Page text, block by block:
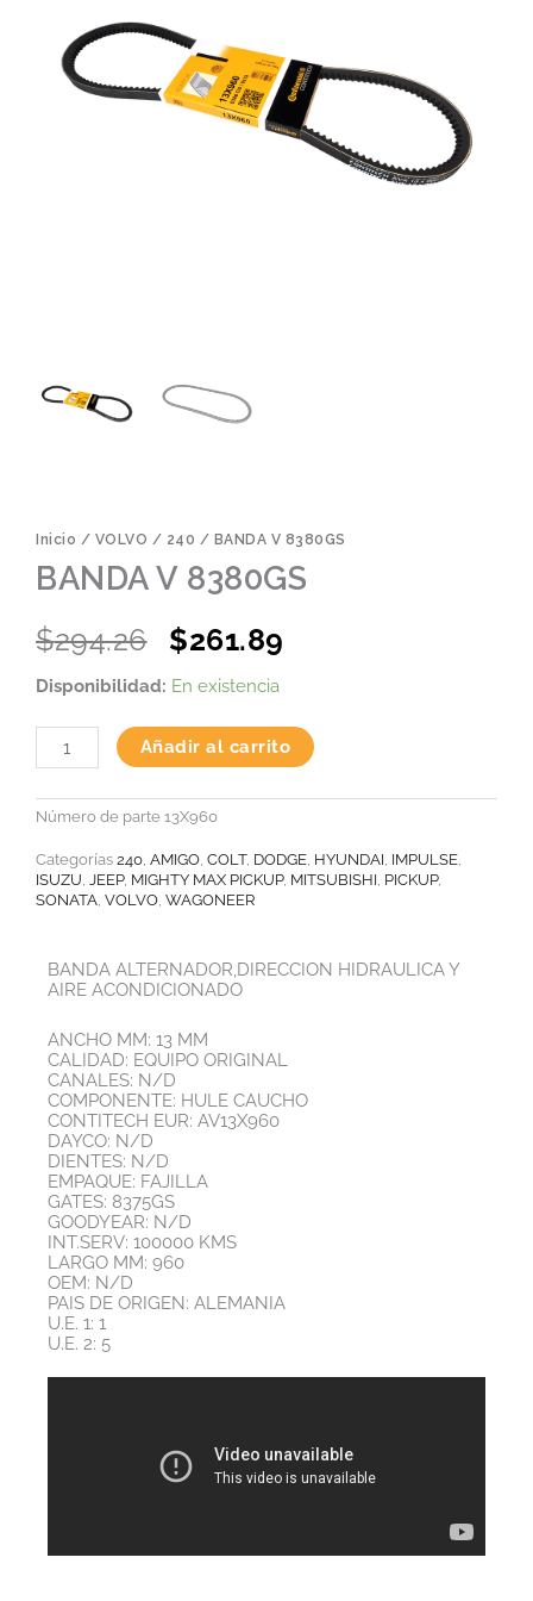
Inicio / VOLVO / 240 / BANDA V 8380GS
BANDA V 8380GS
$294.26
Original
price
$294.26.
$261.89
$261.89.
Disponibilidad: En existencia
BANDA
8380GS
cantidad
Añadir al carrito
Número de parte 13X960
Categorías 240, AMIGO, COLT, DODGE, HYUNDAI, IMPULSE,
ISUZU, JEEP, MIGHTY MAX PICKUP, MITSUBISHI, PICKUP,
SONATA, VOLVO, WAGONEER
BANDA ALTERNADOR,DIRECCION HIDRAULICA Y
AIRE ACONDICIONADO
ANCHO MM: 13 MM
CALIDAD: EQUIPO ORIGINAL
CANALES: N/D
COMPONENTE: HULE CAUCHO
CONTITECH EUR: AV13X960
DAYCO: N/D
DIENTES: N/D
EMPAQUE: FAJILLA
GATES: 8375GS
GOODYEAR: N/D
INT.SERV: 100000 KMS
LARGO MM: 960
OEM: N/D
PAIS DE ORIGEN: ALEMANIA
U.E. 1: 1
U.E. 2: 5